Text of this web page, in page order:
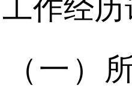
作经
）所